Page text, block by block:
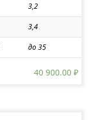
3,2
3,4
до 35
40 900.00 ₽